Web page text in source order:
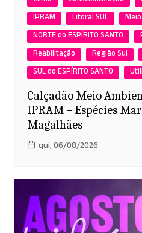
IPRAM
Litoral SUL
NORTE do ESPÍRITO SANTO
Reabilitação
Região Sul
SUL do ESPÍRITO SANTO
Calçadão Meio
IPRAM – Espécies
Magalhães
qui, 06/08/2026